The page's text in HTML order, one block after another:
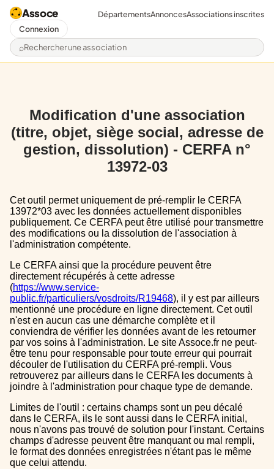
Assoce
Rechercher une association
DépartementsAnnoncesAssociations inscrites
Connexion
Modification d'une association
(titre, objet, siège social, adresse de
gestion, dissolution) - CERFA n°
13972-03
Cet outil permet uniquement de pré-remplir le CERFA
13972*03 avec les données actuellement disponibles
publiquement. Ce CERFA peut être utilisé pour transmettre
des modifications ou la dissolution de l'association à
l'administration compétente.
Le CERFA ainsi que la procédure peuvent être
directement récupérés à cette adresse
(https://www.service-
public.fr/particuliers/vosdroits/R19468), il y est par ailleurs
mentionné une procédure en ligne directement. Cet outil
n'est en aucun cas une démarche complète et il
conviendra de vérifier les données avant de les retourner
par vos soins à l'administration. Le site Assoce.fr ne peut-
être tenu pour responsable pour toute erreur qui pourrait
découler de l'utilisation du CERFA pré-rempli. Vous
retrouverez par ailleurs dans le CERFA les documents à
joindre à l'administration pour chaque type de demande.
Limites de l'outil : certains champs sont un peu décalé
dans le CERFA, ils le sont aussi dans le CERFA initial,
nous n'avons pas trouvé de solution pour l'instant. Certains
champs d'adresse peuvent être manquant ou mal rempli,
le format des données enregistrées n'étant pas le même
que celui attendu.